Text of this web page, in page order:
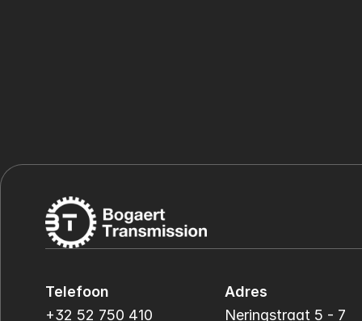
Telefoon
+32 52 750 410
Adres
Neringstraat 5 - 7